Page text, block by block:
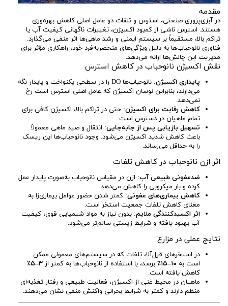
مقدمه
در آبزی‌پروری صنعتی، استرس و تلفات دو عامل اصلی کاهش بهره‌وری
هستند. استرس ناشی از کمبود اکسیژن، تغییرات ناگهانی کیفیت آب یا
تراکم بالا، مستقیماً بر سیستم ایمنی و رشد ماهی‌ها اثر منفی می‌گذارد.
فناوری نانوحباب‌ها به دلیل ویژگی‌های منحصربه‌فرد خود، راهکاری مؤثر برای
مدیریت این چالش‌ها ارائه می‌دهد.
نقش اکسیژن نانوحباب در کاهش استرس
پایداری اکسیژن
: نانوحباب‌ها DO را در سطحی یکنواخت و پایدار نگه
می‌دارند، بنابراین نوسان اکسیژن که عامل اصلی استرس است رخ
نمی‌دهد.
کاهش رقابت برای اکسیژن: حتی در تراکم بالا، اکسیژن کافی برای
تمام ماهیان در دسترس است.
تسهیل بازیابی پس از جابه‌جایی: انتقال و صید ماهی معمولاً
باعث کاهش شدید اکسیژن می‌شود. وجود نانوحباب‌ها این ریسک
را به حداقل می‌رساند.
اثر ازن نانوحباب در کاهش تلفات
ضدعفونی طبیعی آب: ازن در مقیاس نانوحباب به‌صورت پایدار عمل
کرده و بار میکروبی را کاهش می‌دهد.
کاهش بیماری‌های عفونی: کمتر شدن حضور عوامل بیماری‌زا به
معنای کاهش تلفات جمعیت استخر است.
اثر اکسیدکنندگی ملایم: بدون نیاز به مواد شیمیایی قوی، کیفیت
آب بهبود یافته و شرایط زیستی سالم‌تر می‌شود.
نتایج عملی در مزارع
در استخرهای قزل‌آلا، تلفات که در سیستم‌های معمولی ممکن
است به ۱۰–۱۵٪ برسد، با استفاده از نانوحباب‌ها به کمتر از ۳–۵٪
کاهش یافته است.
ماهیان در محیط غنی از اکسیژن، فعالیت طبیعی و رفتار تغذیه‌ای
منظم دارند و کمتر به شرایط بحرانی واکنش منفی نشان می‌دهند.